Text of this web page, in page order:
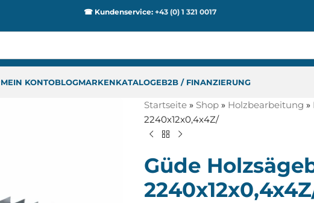
☎ Kundenservice:+43 (0) 1 321 0017
MEIN KONTOBLOGMARKENKATALOGEB2B / FINANZIERUNG
Startseite » Shop » Holzbearbeitung »
2240x12x0,4x4Z/
Güde